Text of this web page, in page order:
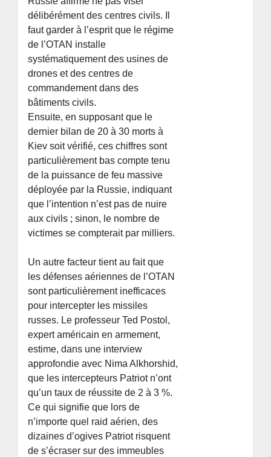
délibérément des centres civils. Il
faut garder à l’esprit que le régime
de l’OTAN installe
systématiquement des usines de
drones et des centres de
commandement dans des
bâtiments civils.
Ensuite, en supposant que le
dernier bilan de 20 à 30 morts à
Kiev soit vérifié, ces chiffres sont
particulièrement bas compte tenu
de la puissance de feu massive
déployée par la Russie, indiquant
que l’intention n’est pas de nuire
aux civils ; sinon, le nombre de
victimes se compterait par milliers.
Un autre facteur tient au fait que
les défenses aériennes de l’OTAN
sont particulièrement inefficaces
pour intercepter les missiles
russes. Le professeur Ted Postol,
expert américain en armement,
estime, dans une interview
approfondie avec Nima Alkhorshid,
que les intercepteurs Patriot n’ont
qu’un taux de réussite de 2 à 3 %.
Ce qui signifie que lors de
n’importe quel raid aérien, des
dizaines d’ogives Patriot risquent
de s’écraser sur des immeubles